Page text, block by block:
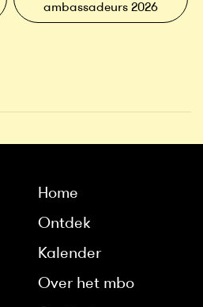
ambassadeurs 2026
Home
Ontdek
Kalender
Over het mbo